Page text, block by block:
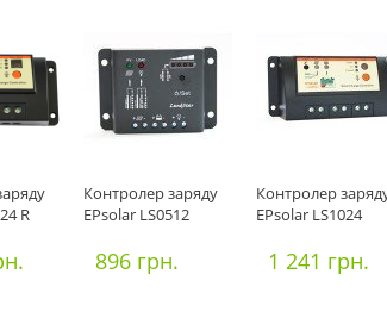
R
Контролер заряду
EPsolar LS0512
896 грн.
Контролер
EPsolar LS1024
1 241 грн.